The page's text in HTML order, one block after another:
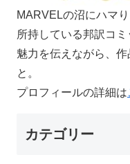
MARVELの沼にハマ
所持している邦訳コミ
魅力を伝えながら、
と。
プロフィールの詳細は
カテゴリー